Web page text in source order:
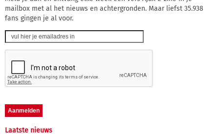
mailbox met al het nieuws en achtergronden. Maar liefst 35.938
fans gingen je al voor.
Laatste nieuws